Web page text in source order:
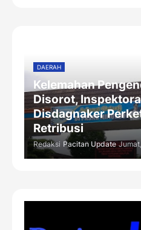
DAERAH
Kelemahan
Disorot,
Disdagnaker
Retribusi
Redaksi Pacitan Update